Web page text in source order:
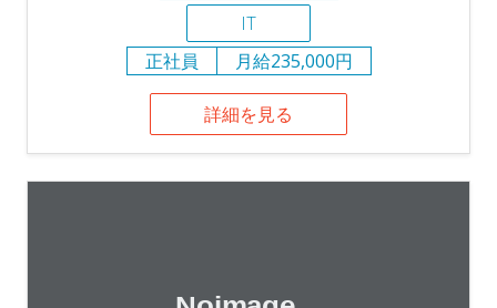
IT
正社員
月給235,000円
詳細を見る